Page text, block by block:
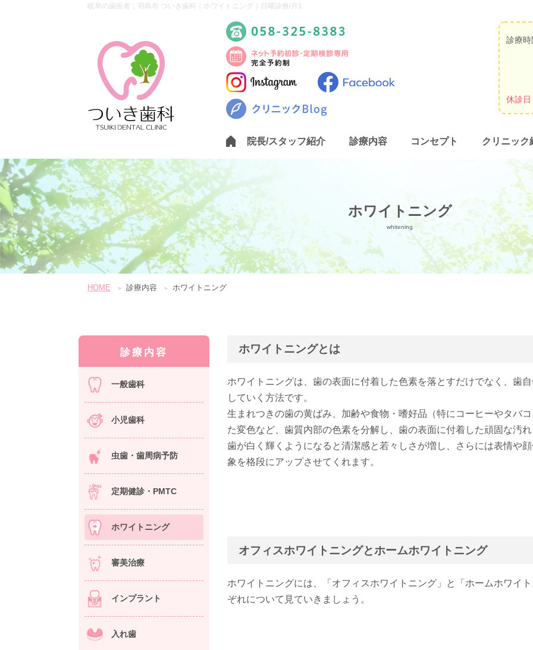
岐阜の歯医者｜羽島市 ついき歯科｜ホワイトニング｜日曜診療/月1
診療時
休診日
院長/スタッフ紹介 診療内容
虫
審
マ
歯科人間ドック
睡眠時無呼吸症候群
コンセプト クリニック
ホワイトニング
whitening
HOME 診療内容 ホワイトニング
ホワイトニングとは
ホワイトニングは、歯の表面に付着した色素を落とすだけでなく、歯
していく方法です。
生まれつきの歯の黄ばみ、加齢や食物・嗜好品（特にコーヒーやタバ
た変色など、歯質内部の色素を分解し、歯の表面に付着した頑固な汚れ
歯が白く輝くようになると清潔感と若々しさが増し、さらには表情や
象を格段にアップさせてくれます。
オフィスホワイトニングとホームホワイトニング
ホワイトニングには、「オフィスホワイトニング」と「ホームホワイ
ぞれについて見ていきましょう。
診療内容
一般歯科
小児歯科
虫歯・歯周病予防
定期健診・PMTC
ホワイトニング
審美治療
インプラント
入れ歯